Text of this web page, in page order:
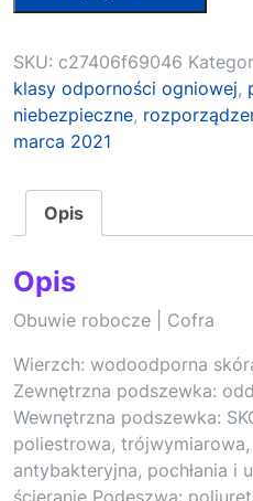
SKU: c27406f69046
klasy odporności ogniowej,
niebezpieczne,
marca 2021
Opis
Opis
Obuwie robocze | Cofra
Wierzch: wodoodporna
Zewnętrzna podszewka:
Wewnętrzna podszewka:
poliestrowa,
antybakteryjna, pochłania i
ścieranie Podeszwa: